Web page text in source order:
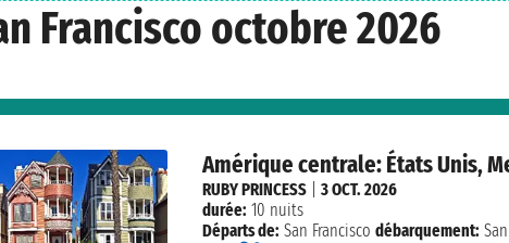
Francisco octobre 2026
Amérique centrale: États Unis,
RUBY PRINCESS |3 OCT. 2026
durée: 10 nuits
Départs de: San Francisco débarquement: